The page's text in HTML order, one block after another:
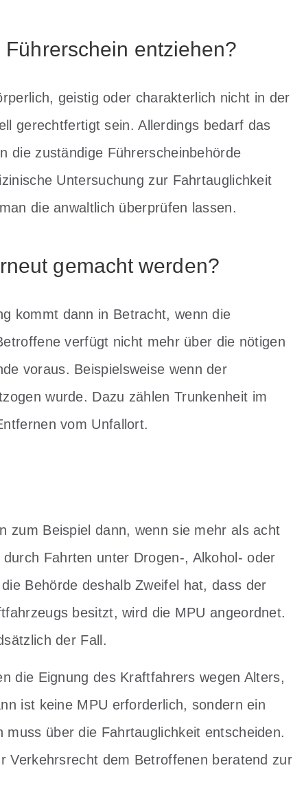
entziehen?
geistig oder charakterlich nicht in der
gerechtfertigt sein. Allerdings bedarf das
die zuständige Führerscheinbehörde
Untersuchung zur Fahrtauglichkeit
die anwaltlich überprüfen lassen.
gemacht werden?
kommt dann in Betracht, wenn die
verfügt nicht mehr über die nötigen
voraus. Beispielsweise wenn der
wurde. Dazu zählen Trunkenheit im
vom Unfallort.
zum Beispiel dann, wenn sie mehr als acht
Fahrten unter Drogen-, Alkohol- oder
Behörde deshalb Zweifel hat, dass der
besitzt, wird die MPU angeordnet.
der Fall.
die Eignung des Kraftfahrers wegen Alters,
ist keine MPU erforderlich, sondern ein
über die Fahrtauglichkeit entscheiden.
Verkehrsrecht dem Betroffenen beratend zur